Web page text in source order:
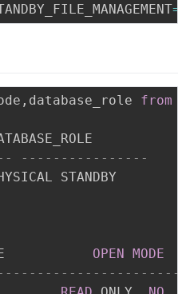
=
, database_role from
----------------
OPEN MODE